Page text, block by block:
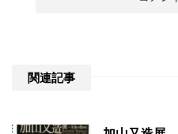
関連記事